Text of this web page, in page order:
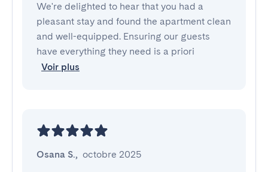
We're delighted to hear that you had a
pleasant stay and found the apartment clean
and well-equipped. Ensuring our guests
have everything they need is a priori
Voir plus
Osana S., octobre 2025